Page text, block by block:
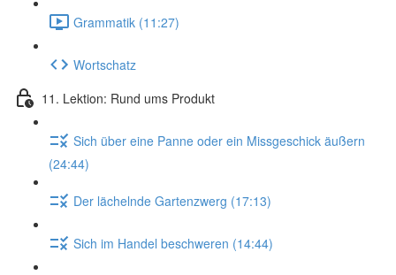
Grammatik (11:27)
Wortschatz
11. Lektion: Rund ums Produkt
Sich über eine Panne oder ein Missgeschick äußern
(24:44)
Der lächelnde Gartenzwerg (17:13)
Sich im Handel beschweren (14:44)